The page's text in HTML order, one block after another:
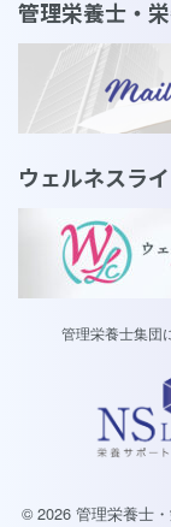
管理栄養士・
ウェルネスラ
管理栄養士集団
© 2026 管理栄養士